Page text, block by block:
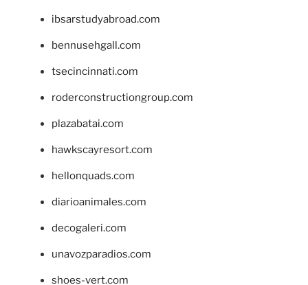
ibsarstudyabroad.com
bennusehgall.com
tsecincinnati.com
roderconstructiongroup.com
plazabatai.com
hawkscayresort.com
hellonquads.com
diarioanimales.com
decogaleri.com
unavozparadios.com
shoes-vert.com